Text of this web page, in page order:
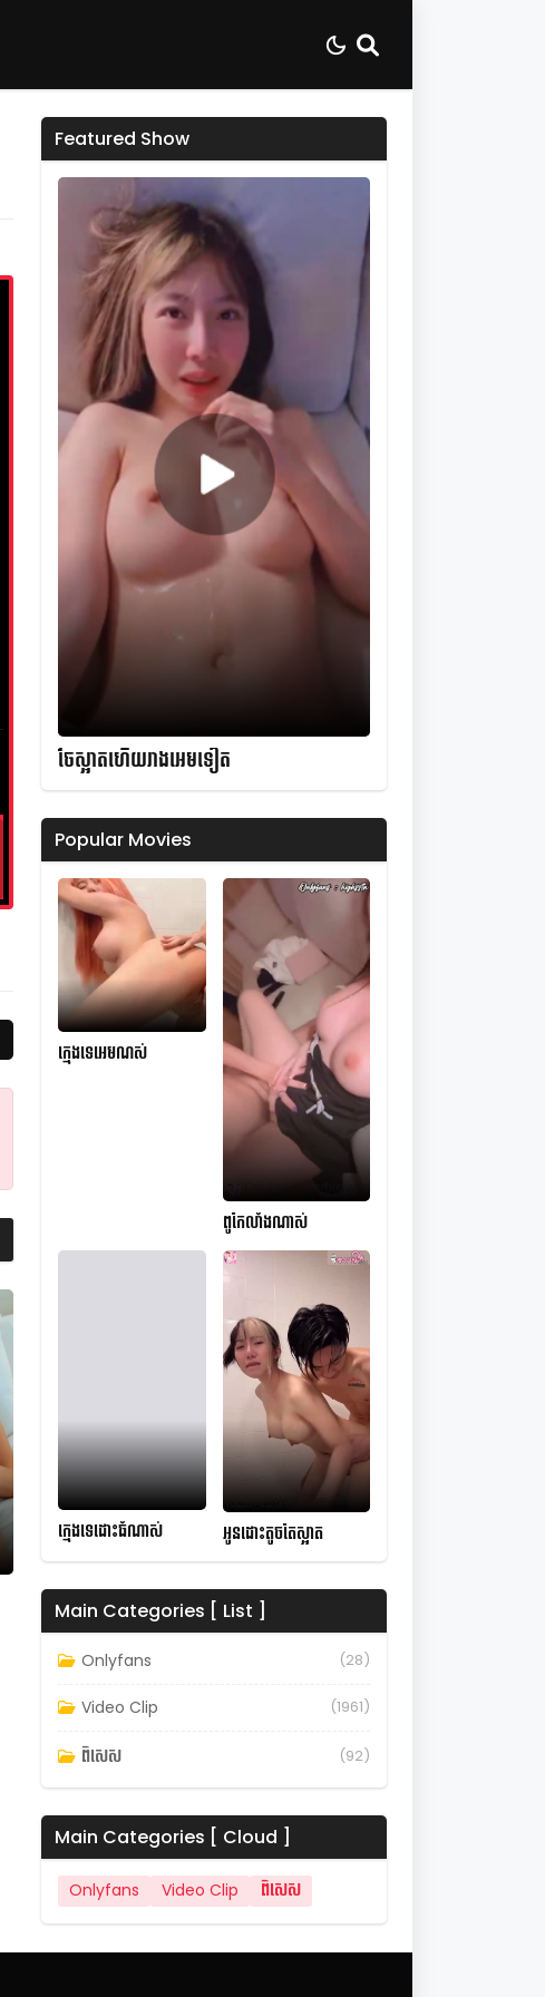
Featured Show
ចែស្អាតហើយរាងអេមទៀត
Popular Movies
ក្មេងទេអេមណស់
ពូកែលាំងណាស់
ក្មេងទេដោះធំណាស់ អូនដោះតូចតែស្អាត
Main Categories [ List ]
Onlyfans (28)
Video Clip (1961)
ពិសេស (92)
Main Categories [ Cloud ]
Onlyfans Video Clip ពិសេស